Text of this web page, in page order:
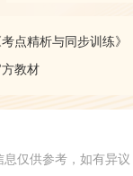
点精析与同步训练》
教材
仅供参考，如有异